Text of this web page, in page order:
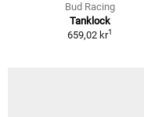
Bud Racing
Tanklock
659,02 kr1